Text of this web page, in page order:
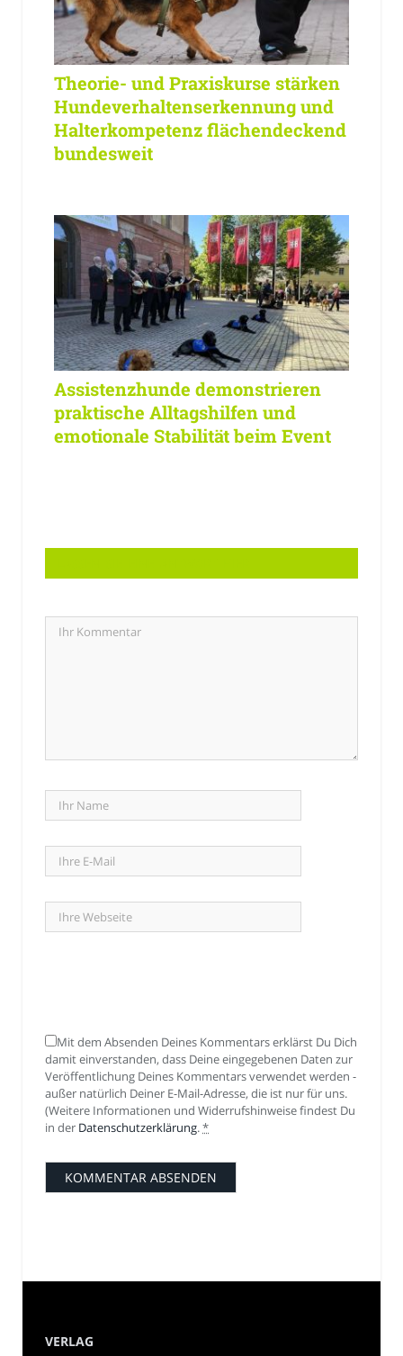
Theorie- und Praxiskurse stärken
Hundeverhaltenserkennung und
Halterkompetenz flächendeckend
bundesweit
Assistenzhunde demonstrieren
praktische Alltagshilfen und
emotionale Stabilität beim Event
Mit dem Absenden Deines Kommentars erklärst Du Dich
damit einverstanden, dass Deine eingegebenen Daten zur
Veröffentlichung Deines Kommentars verwendet werden -
außer natürlich Deiner E-Mail-Adresse, die ist nur für uns.
(Weitere Informationen und Widerrufshinweise findest Du
in der Datenschutzerklärung.*
VERLAG